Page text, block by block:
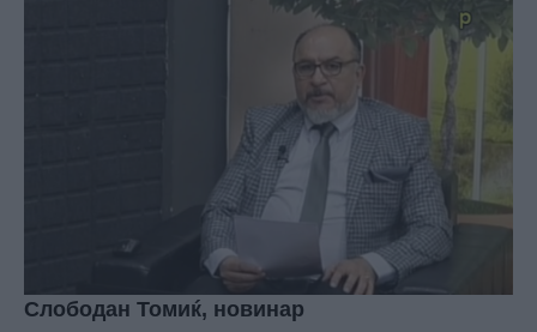
Слободан Томиќ, новинар